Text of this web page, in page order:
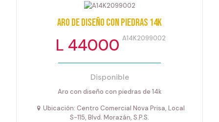
Aro de diseño con piedras 14k
L 44000 A14K2099002
Disponible
Aro con diseño con piedras de 14k
Ubicación: Centro Comercial Nova Prisa, Local
S-115, Blvd. Morazán, S.P.S.